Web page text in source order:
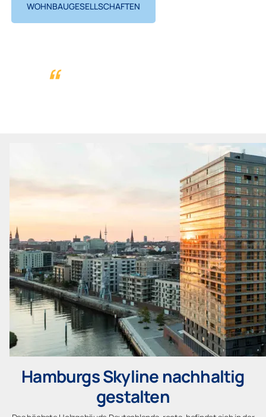
WOHNBAUGESELLSCHAFTEN
Hamburgs Skyline nachhaltig
gestalten